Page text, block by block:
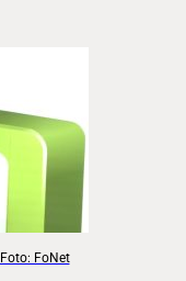
FoNet